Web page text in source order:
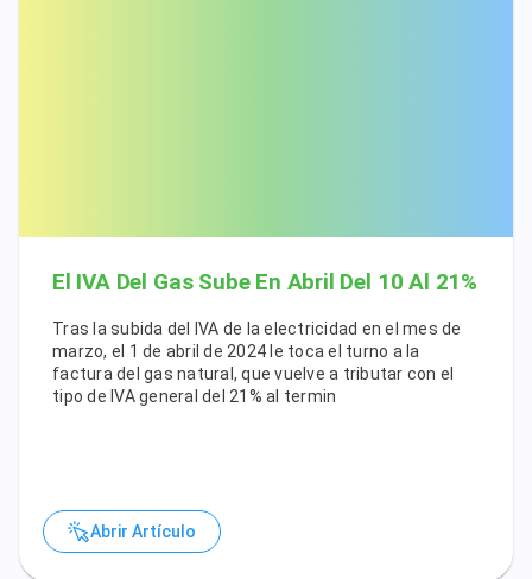
El IVA Del Gas Sube En Abril Del 10 Al 21%
Tras la subida del IVA de la electricidad en el mes de
marzo, el 1 de abril de 2024 le toca el turno a la
factura del gas natural, que vuelve a tributar con el
tipo de IVA general del 21% al termin
Abrir Artículo